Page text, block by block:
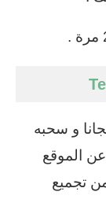
و سحبه
الموقع
تجميع